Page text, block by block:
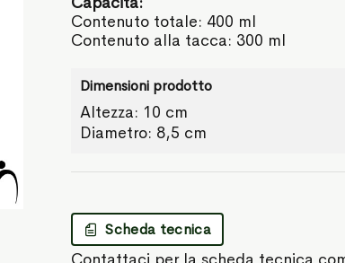
Contenuto totale: 400 ml
Contenuto alla tacca: 300 ml
Dimensioni prodotto
Altezza: 10 cm
Diametro: 8,5 cm
Scheda tecnica